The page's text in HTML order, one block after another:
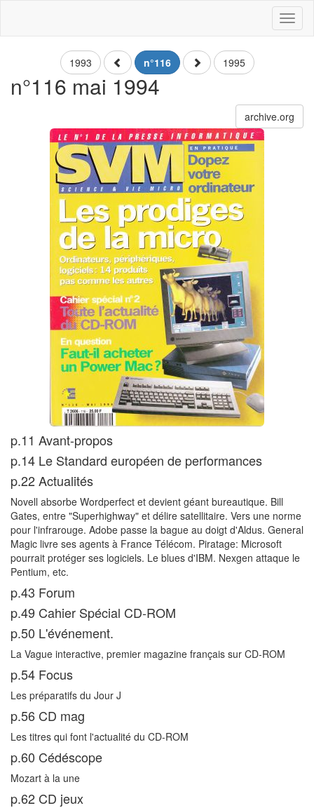
1993 n°116 1995
n°116 mai 1994
archive.org
p.11 Avant-propos
p.14 Le Standard européen de performances
p.22 Actualités
Novell absorbe Wordperfect et devient géant bureautique. Bill
Gates, entre "Superhighway" et délire satellitaire. Vers une norme
pour l'infrarouge. Adobe passe la bague au doigt d'Aldus. General
Magic livre ses agents à France Télécom. Piratage: Microsoft
pourrait protéger ses logiciels. Le blues d'IBM. Nexgen attaque le
Pentium, etc.
p.43 Forum
p.49 Cahier Spécial CD-ROM
p.50 L'événement.
La Vague interactive, premier magazine français sur CD-ROM
p.54 Focus
Les préparatifs du Jour J
p.56 CD mag
Les titres qui font l'actualité du CD-ROM
p.60 Cédéscope
Mozart à la une
p.62 CD jeux